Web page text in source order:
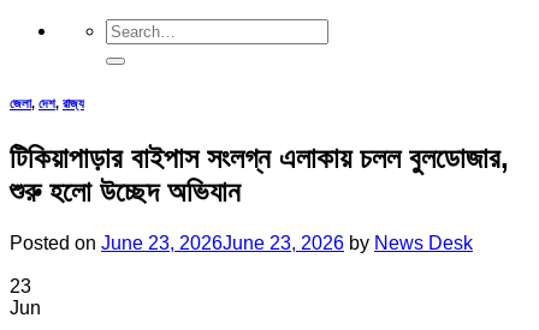
জেলা, দেশ, রাজ্য
টিকিয়াপাড়ার বাইপাস সংলগ্ন এলাকায় চলল বুলডোজার,
শুরু হলো উচ্ছেদ অভিযান
Posted on June 23, 2026June 23, 2026 by News Desk
23
Jun